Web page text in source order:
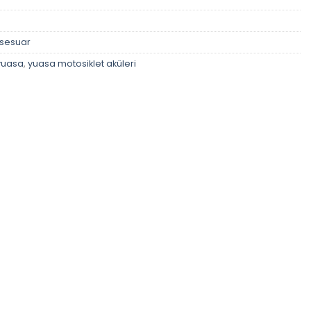
, yuasa motosiklet aküleri